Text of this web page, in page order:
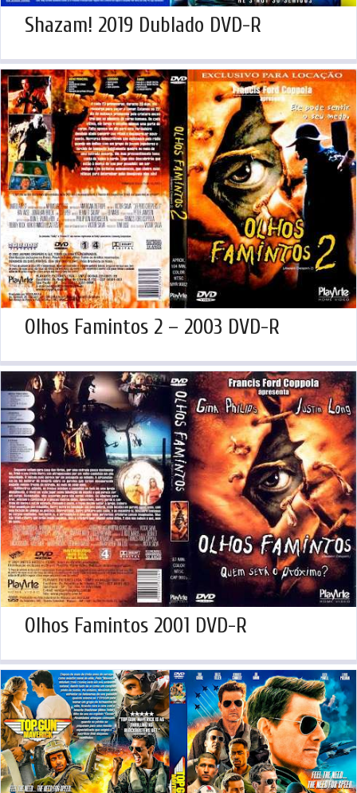
Shazam! 2019 Dublado DVD-R
Olhos Famintos 2 – 2003 DVD-R
Olhos Famintos 2001 DVD-R